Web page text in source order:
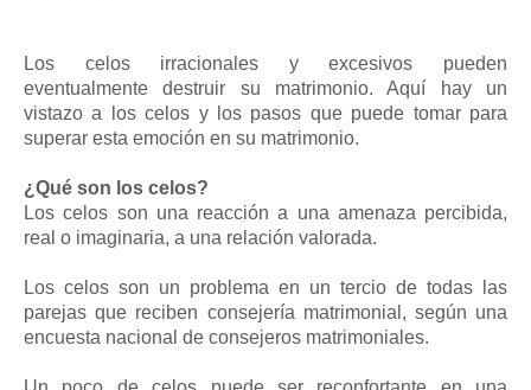
Los celos irracionales y excesivos pueden
eventualmente destruir su matrimonio. Aquí hay un
vistazo a los celos y los pasos que puede tomar para
superar esta emoción en su matrimonio.
¿Qué son los celos?
Los celos son una reacción a una amenaza percibida,
real o imaginaria, a una relación valorada.
Los celos son un problema en un tercio de todas las
parejas que reciben consejería matrimonial, según una
encuesta nacional de consejeros matrimoniales.